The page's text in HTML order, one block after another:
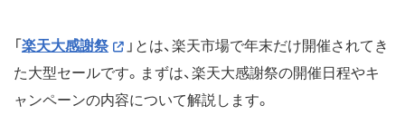
「 楽天大感謝祭
」とは、楽天市場で年末だけ開催されてき
た大型セールです。まずは、楽天大感謝祭の開催日程やキ
ャンペーンの内容について解説します。